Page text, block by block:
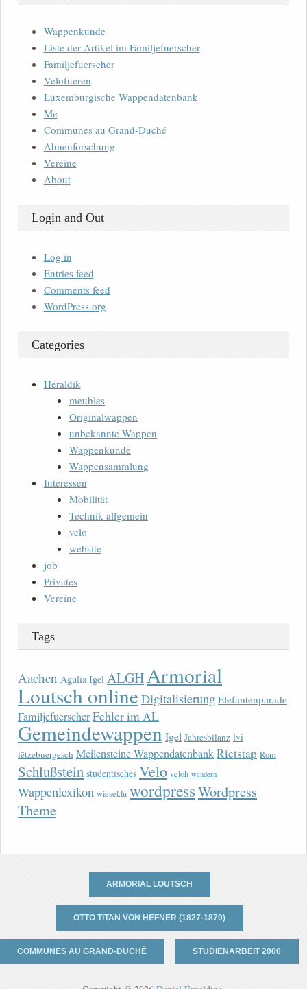
Wappenkunde
Liste der Artikel im Familjefuerscher
Familjefuerscher
Velofueren
Luxemburgische Wappendatenbank
Me
Communes au Grand-Duché
Ahnenforschung
Vereine
About
Login and Out
Log in
Entries feed
Comments feed
WordPress.org
Categories
Heraldik
meubles
Originalwappen
unbekannte Wappen
Wappenkunde
Wappensammlung
Interessen
Mobilität
Technik allgemein
velo
website
job
Privates
Vereine
Tags
Aachen Agulia Igel ALGHArmorial
Loutsch onlineDigitalisierung Elefantenparade
FamiljefuerscherFehler im AL
Gemeindewappen Igel Jahresbilanz lvi
lëtzebuergesch Meilensteine WappendatenbankRietstap Rom
Schlußstein studentisches Velo veloh wandern
Wappenlexikon wiesel.lu wordpressWordpress
Theme
ARMORIAL LOUTSCH
OTTO TITAN VON HEFNER (1827-1870)
COMMUNES AU GRAND-DUCHÉ STUDIENARBEIT 2000